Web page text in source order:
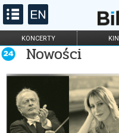
KONCERTY
FILHARMONIA
DLA DZIECI
Nowości